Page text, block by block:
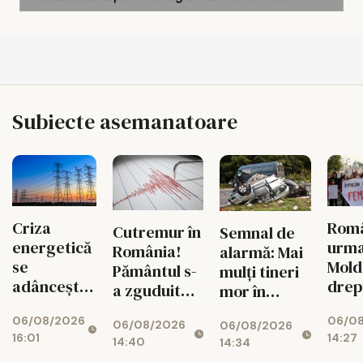
Subiecte asemanatoare
Criza
energetică
se
adâncește.
mari pot
rămâne
06/08/2026
16:01
Cutremur în
România!
Pământul s-
a zguduit
zona
seismică
06/08/2026
14:40
Semnal de
alarmă: Mai
mulți tineri
mor în
rutiere
decât din
06/08/2026
14:34
06/
14:27